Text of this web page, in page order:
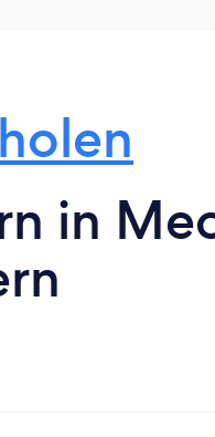
in